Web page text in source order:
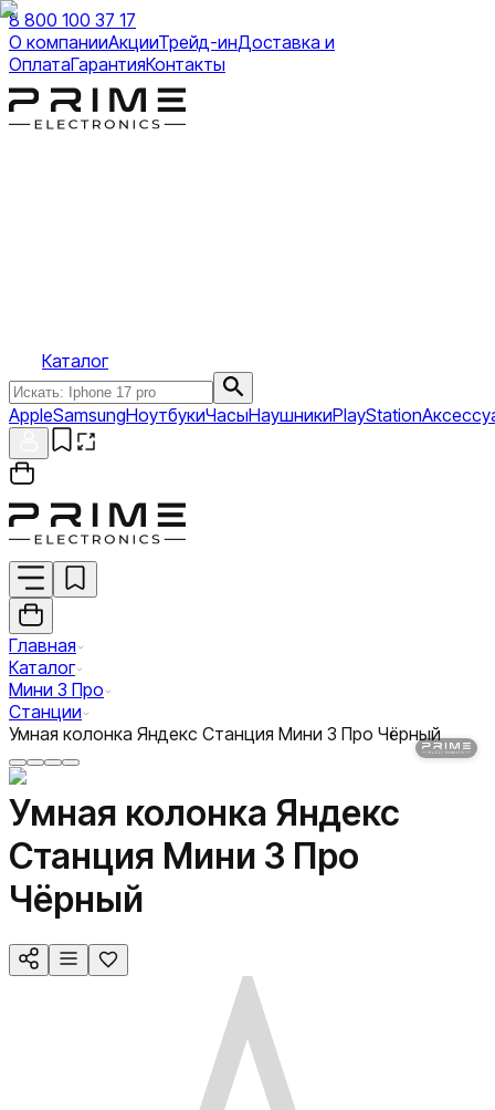
8 800 100 37 17
О компанииАкцииТрейд-инДоставка и
ОплатаГарантияКонтакты
Каталог
AppleSamsungНоутбукиЧасыНаушникиPlayStation
Главная
Каталог
Мини 3 Про
Станции
Умная колонка Яндекс Станция Мини 3 Про Чёрный
Умная колонка Яндекс
Станция Мини 3 Про
Чёрный